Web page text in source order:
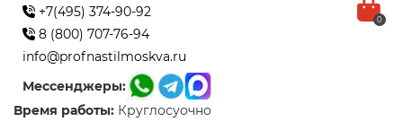
+7(495) 374-90-92
8 (800) 707-76-94
info@profnastilmoskva.ru
Мессенджеры:
Время работы: Круглосуочно
0